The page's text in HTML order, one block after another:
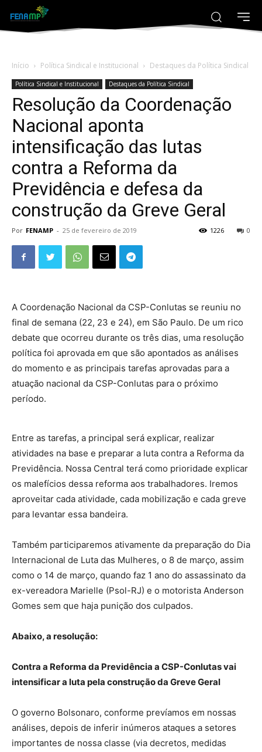
Início Política Sindical e Institucional Destaques da Política Sindical
Política Sindical e Institucional Destaques da Política Sindical
Resolução da Coordenação
Nacional aponta
intensificação das lutas
contra a Reforma da
Previdência e defesa da
construção da Greve Geral
Por FENAMP - 25 de fevereiro de 2019 0
1226
A Coordenação Nacional da CSP-Conlutas se reuniu no
final de semana (22, 23 e 24), em São Paulo. De um rico
debate que ocorreu durante os três dias, uma resolução
política foi aprovada em que são apontados as análises
do momento e as principais tarefas aprovadas para a
atuação nacional da CSP-Conlutas para o próximo
período.
Entre as tarefas, a principal será explicar, realizar
atividades na base e preparar a luta contra a Reforma da
Previdência. Nossa Central terá como prioridade explicar
os malefícios dessa reforma aos trabalhadores. Iremos
aproveitar cada atividade, cada mobilização e cada greve
para levantar essa bandeira.
Também participaremos ativamente da preparação do Dia
Internacional de Luta das Mulheres, o 8 de março, assim
como o 14 de março, quando faz 1 ano do assassinato da
ex-vereadora Marielle (Psol-RJ) e o motorista Anderson
Gomes sem que haja punição dos culpados.
Abaixo, a resolução:
Contra a Reforma da Previdência a CSP-Conlutas vai
intensificar a luta pela construção da Greve Geral
O governo Bolsonaro, conforme prevíamos em nossas
análises, depois de inferir inúmeros ataques a setores
importantes de nossa classe (via decretos, medidas